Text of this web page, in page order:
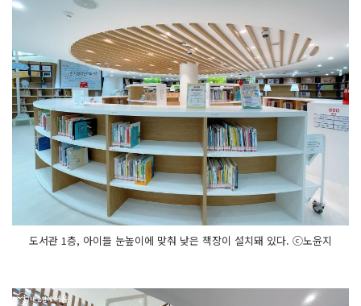
도서관 1층, 아이들 눈높이에 맞춰 낮은 책장이 설치돼 있다. ⓒ노윤지